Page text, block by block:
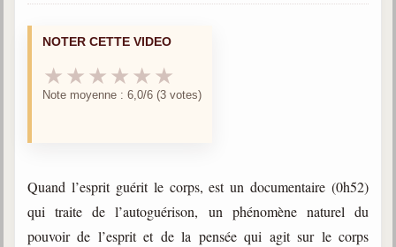
Ouvrages
Bibliothèque spirite
Newsletters
NOTER CETTE VIDEO
★ ★ ★ ★ ★ ★
Note moyenne : 6,0/6 (3 votes)
Quand l’esprit guérit le corps, est un documentaire (0h52)
qui traite de l’autoguérison, un phénomène naturel du
pouvoir de l’esprit et de la pensée qui agit sur le corps